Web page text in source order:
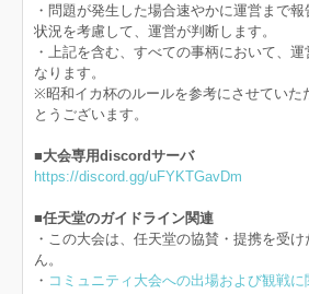
・問題が発生した場合速やかに運営まで
状況を考慮して、運営が判断します。
・上記を含む、すべての事柄において、
なります。
※昭和イカ杯のルールを参考にさせていた
とうございます。
■大会専用discordサーバ
https://discord.gg/uFYKTGavDm
■任天堂のガイドライン関連
・この大会は、任天堂の協賛・提携を受
ん。
・ コミュニティ大会への出場および観戦に